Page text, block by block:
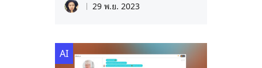
29 พ.ย. 2023
AI